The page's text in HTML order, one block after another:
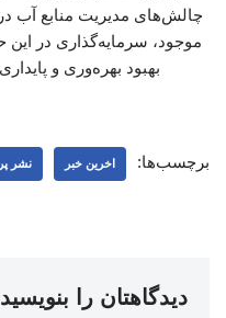
چالش‌های مدیریت منابع آب
موجود، سرمایه‌گذاری در
بهبود بهره‌وری و
برچسب‌ها: اخرین خبر نشر
دیدگاهتان را بنویسید